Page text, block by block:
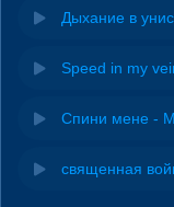
Дыхание в
Speed in my
Спини мене -
священная